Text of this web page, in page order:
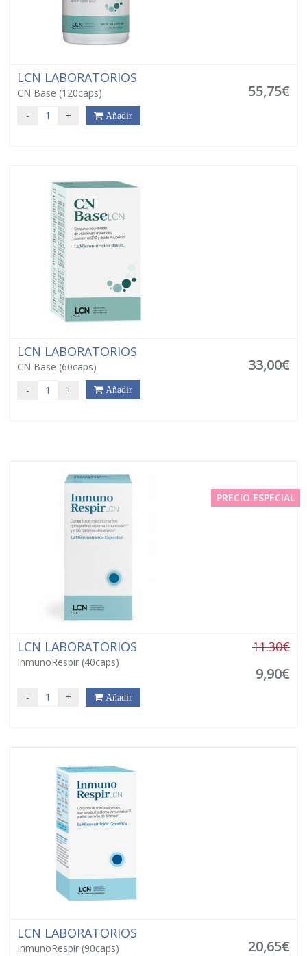
LCN LABORATORIOS
CN Base (120caps) 55,75€
- + Añadir
LCN LABORATORIOS
CN Base (60caps) 33,00€
- + Añadir
PRECIO ESPECIAL
LCN LABORATORIOS
InmunoRespir (40caps)
11.30€
9,90€
- + Añadir
LCN LABORATORIOS
InmunoRespir (90caps) 20,65€